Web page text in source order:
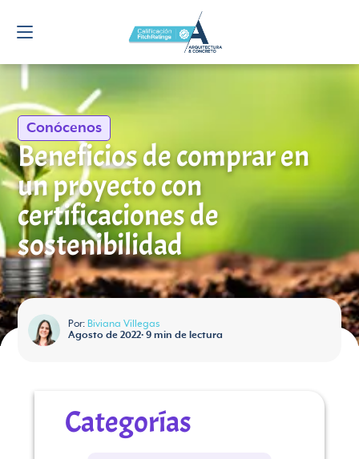
Conócenos
Beneficios de comprar en
un proyecto con
certificaciones de
sostenibilidad
Por: Biviana Villegas
Agosto de 2022• 9min de lectura
Categorías